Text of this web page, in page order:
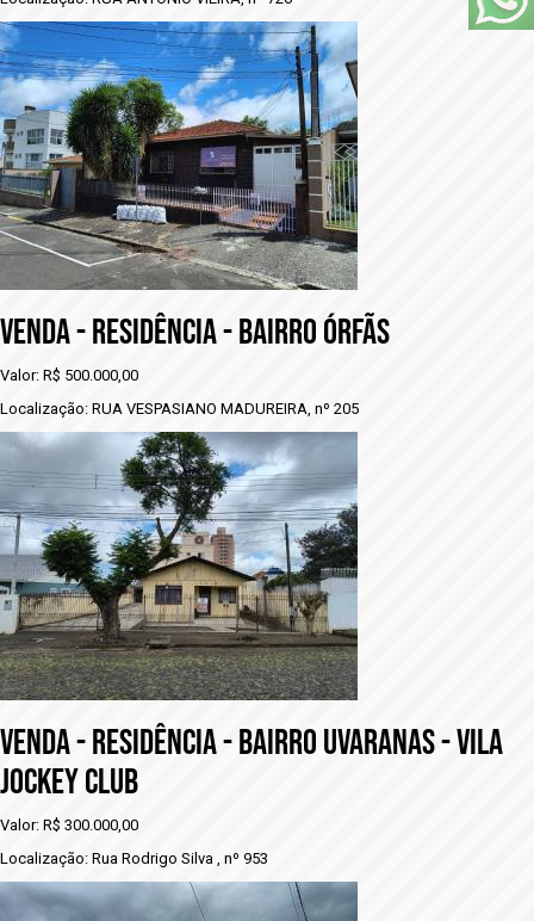
VENDA - RESIDÊNCIA - BAIRRO ÓRFÃS
Valor: R$ 500.000,00
Localização: RUA VESPASIANO MADUREIRA, nº 205
VENDA - RESIDÊNCIA - BAIRRO UVARANAS - VILA
JOCKEY CLUB
Valor: R$ 300.000,00
Localização: Rua Rodrigo Silva , nº 953